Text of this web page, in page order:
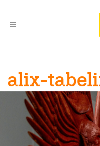
alix-